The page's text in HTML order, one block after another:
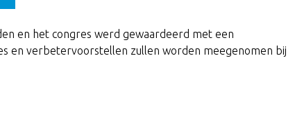
en het congres werd gewaardeerd met een
en verbetervoorstellen zullen worden meegenomen bij